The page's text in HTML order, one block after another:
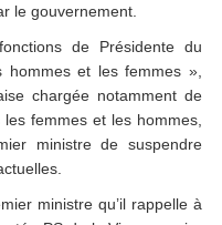
le gouvernement.
de Présidente du
hommes et les femmes »,
chargée notamment de
femmes et les hommes,
ministre de suspendre
ministre qu’il rappelle à